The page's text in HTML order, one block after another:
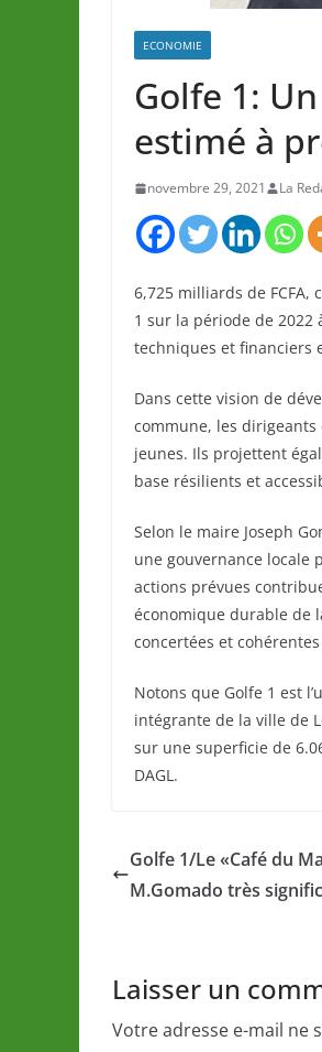
ECONOMIE
Golfe 1:
estimé à
novembre 29, 2021 La
6,725 milliards de FCFA,
1 sur la période de 2022
techniques et financiers
Dans cette vision de
commune, les dirigeants
jeunes. Ils projettent
base résilients et
Selon le maire Joseph
une gouvernance locale
actions prévues
économique durable de
concertées et
Notons que Golfe 1 est
intégrante de la ville de
sur une superficie de
DAGL.
Golfe 1/Le «Café du
M.Gomado très
Laisser un
Votre adresse e-mail ne